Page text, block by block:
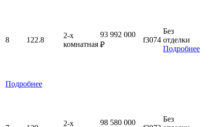
8 122.8
2-x
комнатная
93 992 000
₽
f3074
Без
отделки
Подробнее
Подробнее
2-x
98 580 000
Без